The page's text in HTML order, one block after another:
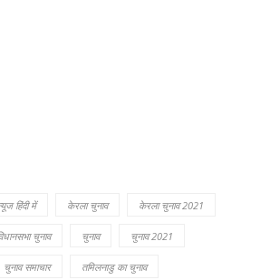
हिंदी में केरला चुनाव केरला चुनाव 2021
चुनाव चुनाव चुनाव 2021
चुनाव समाचार तमिलनाडु का चुनाव